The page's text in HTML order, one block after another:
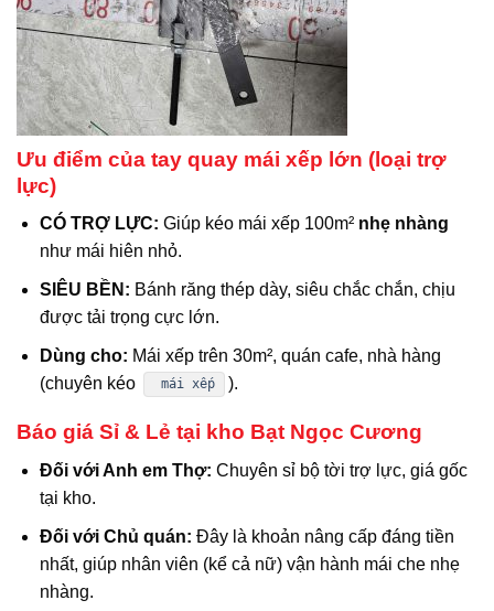
Ưu điểm của tay quay mái xếp lớn (loại trợ
lực)
CÓ TRỢ LỰC: Giúp kéo mái xếp 100m² nhẹ nhàng
như mái hiên nhỏ.
SIÊU BỀN: Bánh răng thép dày, siêu chắc chắn, chịu
được tải trọng cực lớn.
Dùng cho: Mái xếp trên 30m², quán cafe, nhà hàng
(chuyên kéo
mái xếp ).
Báo giá Sỉ & Lẻ tại kho Bạt Ngọc Cương
Đối với Anh em Thợ: Chuyên sỉ bộ tời trợ lực, giá gốc
tại kho.
Đối với Chủ quán: Đây là khoản nâng cấp đáng tiền
nhất, giúp nhân viên (kể cả nữ) vận hành mái che nhẹ
nhàng.